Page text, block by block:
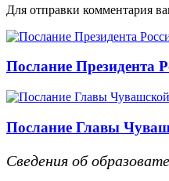
Для отправки комментария
Послание Президента
Послание Главы
Сведения об